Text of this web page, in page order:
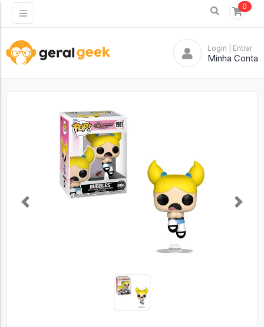
0
Login | Entrar
Minha Conta
Previous Next